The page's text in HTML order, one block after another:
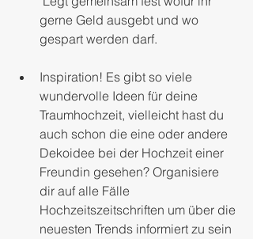
gerne Geld ausgebt und wo
gespart werden darf.
Inspiration! Es gibt so viele
wundervolle Ideen für deine
Traumhochzeit, vielleicht hast du
auch schon die eine oder andere
Dekoidee bei der Hochzeit einer
Freundin gesehen? Organisiere
dir auf alle Fälle
Hochzeitszeitschriften um über die
neuesten Trends informiert zu sein